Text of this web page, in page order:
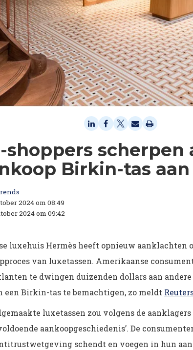
shoppers scherpen
Birkin-tas aan
2024 om 08:49
2024 om 09:42
luxehuis Hermès heeft opnieuw aanklachten
van luxetassen. Amerikaanse
te dwingen duizenden dollars aan
een Birkin-tas te bemachtigen, zo meldt
luxetassen zou volgens de
aankoopgeschiedenis’. De
schendt en voegen in hun